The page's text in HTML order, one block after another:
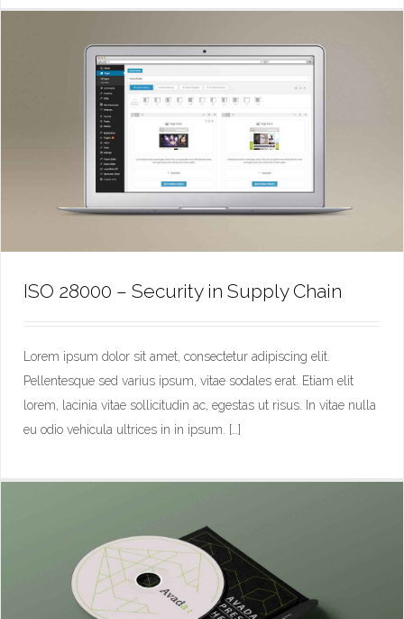
ISO 28000 – Security in Supply Chain
ISO 28000 – Security in Supply Chain
Lorem ipsum dolor sit amet, consectetur adipiscing elit.
Pellentesque sed varius ipsum, vitae sodales erat. Etiam elit
lorem, lacinia vitae sollicitudin ac, egestas ut risus. In vitae nulla
eu odio vehicula ultrices in in ipsum. […]